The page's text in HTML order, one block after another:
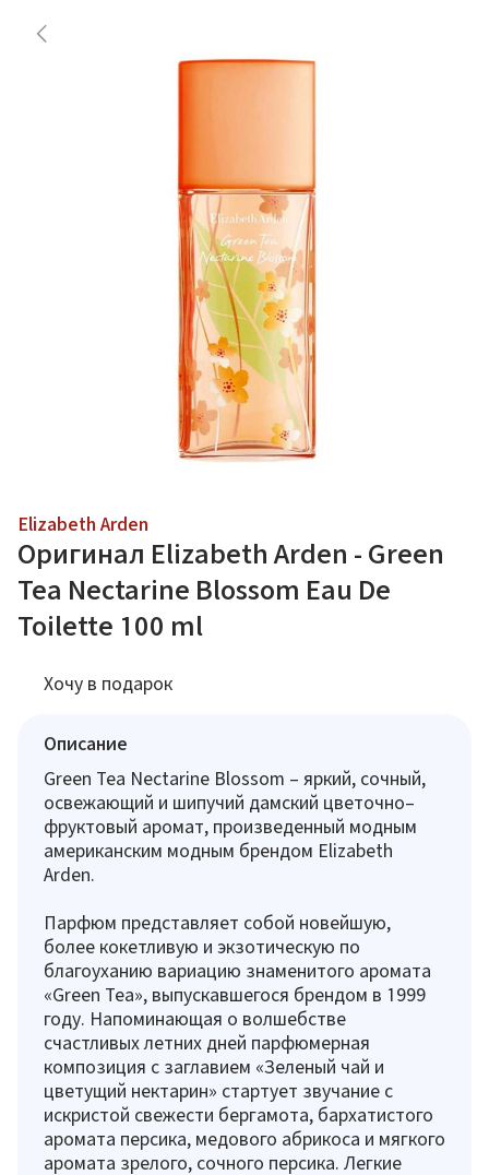
Elizabeth Arden
Оригинал Elizabeth Arden - Green
Tea Nectarine Blossom Eau De
Toilette 100 ml
Хочу в подарок
Описание
Green Tea Nectarine Blossom – яркий, сочный,
освежающий и шипучий дамский цветочно–
фруктовый аромат, произведенный модным
американским модным брендом Elizabeth
Arden.
Парфюм представляет собой новейшую,
более кокетливую и экзотическую по
благоуханию вариацию знаменитого аромата
«Green Tea», выпускавшегося брендом в 1999
году. Напоминающая о волшебстве
счастливых летних дней парфюмерная
композиция с заглавием «Зеленый чай и
цветущий нектарин» стартует звучание с
искристой свежести бергамота, бархатистого
аромата персика, медового абрикоса и мягкого
аромата зрелого, сочного персика. Легкие